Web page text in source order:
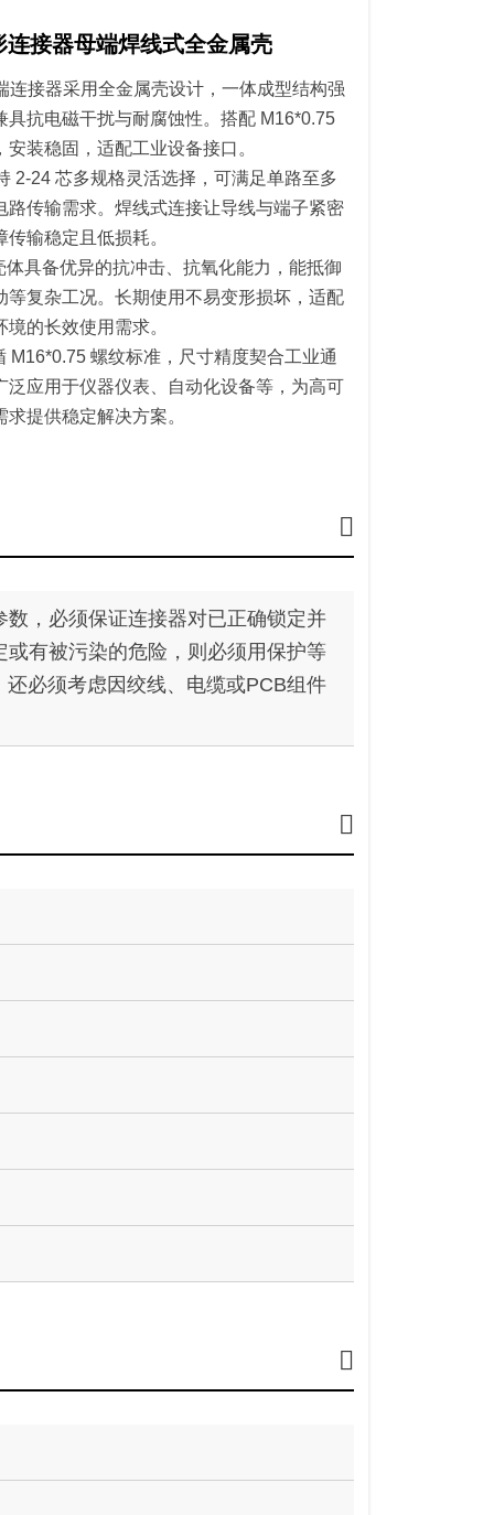
连接器母端焊线式全金属壳
连接器采用全金属壳设计，一体成型结构强
具抗电磁干扰与耐腐蚀性。搭配 M16*0.75
安装稳固，适配工业设备接口。
2-24 芯多规格灵活选择，可满足单路至多
路传输需求。焊线式连接让导线与端子紧密
传输稳定且低损耗。
具备优异的抗冲击、抗氧化能力，能抵御
等复杂工况。长期使用不易变形损坏，适配
境的长效使用需求。
M16*0.75 螺纹标准，尺寸精度契合工业通
泛应用于仪器仪表、自动化设备等，为高可
求提供稳定解决方案。
，必须保证连接器对已正确锁定并
有被污染的危险，则必须用保护等
必须考虑因绞线、电缆或PCB组件